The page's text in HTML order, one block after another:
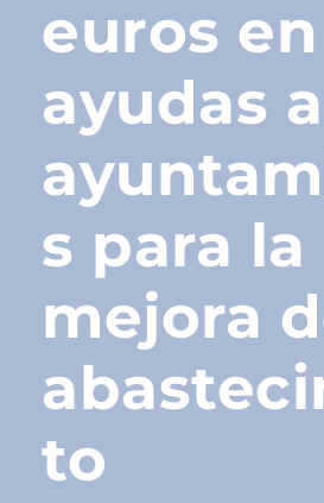
euros en
ayudas
s para la
mejora
to